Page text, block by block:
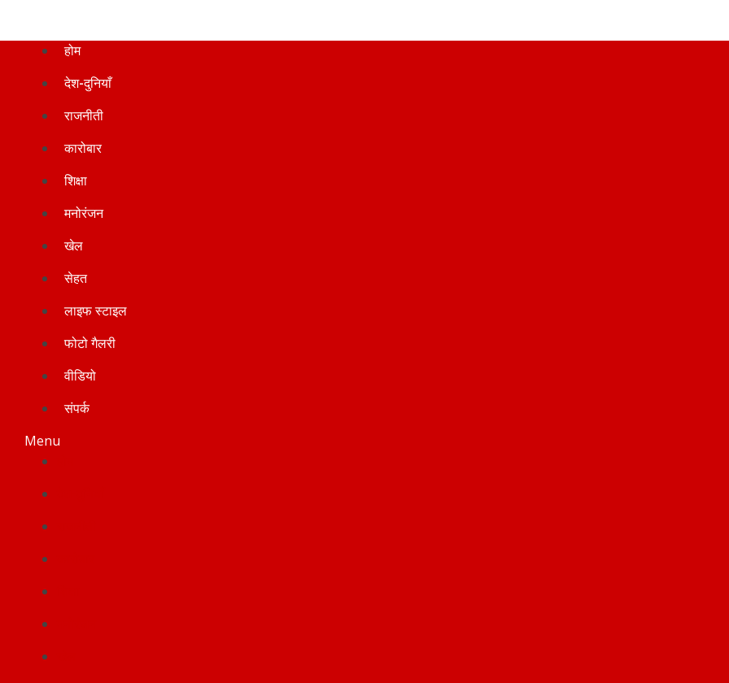
होम
देश-दुनियाँ
राजनीती
कारोबार
शिक्षा
मनोरंजन
खेल
सेहत
लाइफ स्टाइल
फोटो गैलरी
वीडियो
संपर्क
Menu